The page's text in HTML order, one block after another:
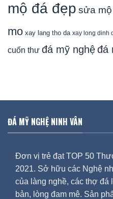
mộ đá đẹp sửa
mo xay lang tho da xay long dinh
cuốn thư đá mỹ nghệđá
ĐÁ MỸ NGHỆ NINH VÂN
Đơn vị trẻ đạt TOP 50
2021. Sở hữu các Nghệ
của làng nghề, các thợ
bản, lòng đam mê. Sản